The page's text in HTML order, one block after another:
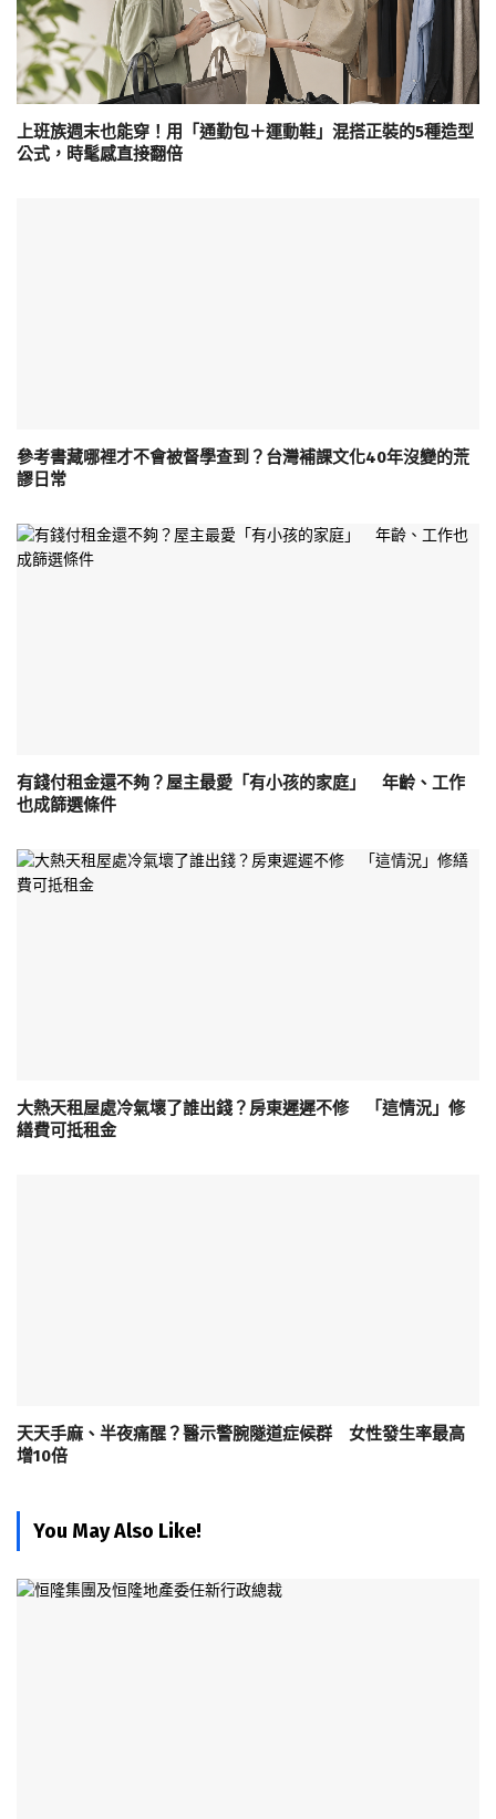
上班族週末也能穿！用「通勤包＋運動鞋」混搭正裝的5種造型
公式，時髦感直接翻倍
參考書藏哪裡才不會被督學查到？台灣補課文化40年沒變的荒
謬日常
有錢付租金還不夠？屋主最愛「有小孩的家庭」 年齡、工作
也成篩選條件
大熱天租屋處冷氣壞了誰出錢？房東遲遲不修 「這情況」修
繕費可抵租金
天天手麻、半夜痛醒？醫示警腕隧道症候群 女性發生率最高
增10倍
You May Also Like!